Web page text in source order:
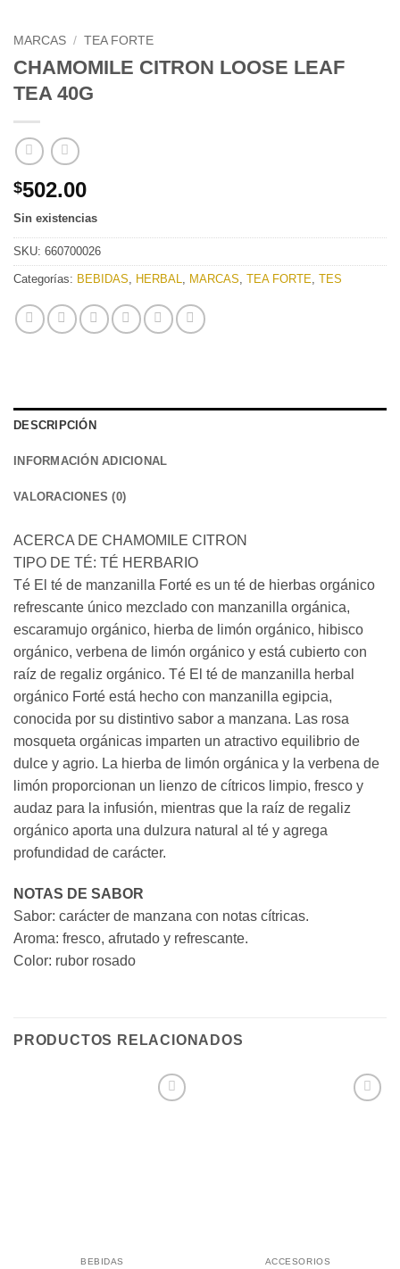
MARCAS / TEA FORTE
CHAMOMILE CITRON LOOSE LEAF
TEA 40G
$502.00
Sin existencias
SKU: 660700026
Categorías: BEBIDAS, HERBAL, MARCAS, TEA FORTE, TES
DESCRIPCIÓN
INFORMACIÓN ADICIONAL
VALORACIONES (0)
ACERCA DE CHAMOMILE CITRON
TIPO DE TÉ: TÉ HERBARIO
Té El té de manzanilla Forté es un té de hierbas orgánico
refrescante único mezclado con manzanilla orgánica,
escaramujo orgánico, hierba de limón orgánico, hibisco
orgánico, verbena de limón orgánico y está cubierto con
raíz de regaliz orgánico. Té El té de manzanilla herbal
orgánico Forté está hecho con manzanilla egipcia,
conocida por su distintivo sabor a manzana. Las rosa
mosqueta orgánicas imparten un atractivo equilibrio de
dulce y agrio. La hierba de limón orgánica y la verbena de
limón proporcionan un lienzo de cítricos limpio, fresco y
audaz para la infusión, mientras que la raíz de regaliz
orgánico aporta una dulzura natural al té y agrega
profundidad de carácter.
NOTAS DE SABOR
Sabor: carácter de manzana con notas cítricas.
Aroma: fresco, afrutado y refrescante.
Color: rubor rosado
PRODUCTOS RELACIONADOS
BEBIDAS ACCESORIOS